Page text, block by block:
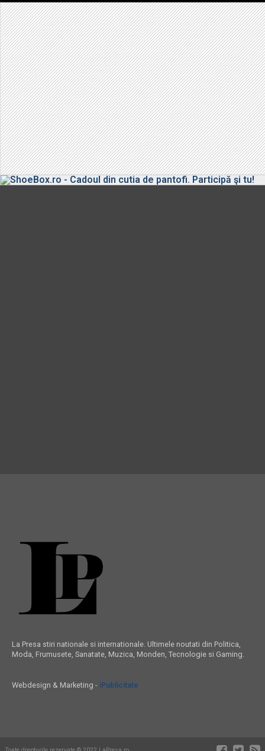
La Presa stiri nationale si internationale. Ultimele noutati din Politica,
Moda, Frumusete, Sanatate, Muzica, Monden, Tecnologie si Gaming.
Webdesign & Marketing - iPublicitate